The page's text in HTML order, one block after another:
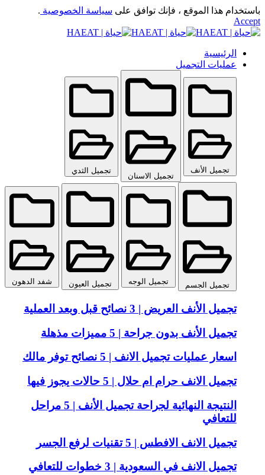
باستخدام هذا الموقع ، فإنك توافق على سياسة الخصوصية .
Accept
الرئيسية
عمليات التجميل
تجميل الأنف
تجميل الاسنان
تجميل الثدي
تجميل الجسم تجميل الوجه تجميل العيون شفد الدهون
تجميل الأنف العريض | 3 نصائح قبل وبعد العملية
تجميل الأنف بدون جراحة | 5 مميزات مذهلة
اسعار عمليات تجميل الانف | 5 نصائح توفر مالك
تجميل الانف حرام ام حلال | 5 حالات يجوز فيها
النتيجة النهائية لجراحة تجميل الأنف | 5 مراحل
للتعافي
تجميل الانف الافطس | 5 تقنيات لرفع الجسر
تجميل الانف في السعودية | 3 خطوات للتعافي